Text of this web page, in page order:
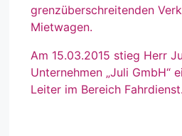
grenzüberschreitenden
Mietwagen.
Am 15.03.2015 stieg Herr
Unternehmen „Juli GmbH“
Leiter im Bereich Fahrdienst.